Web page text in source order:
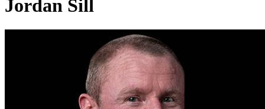
Jordan Sill